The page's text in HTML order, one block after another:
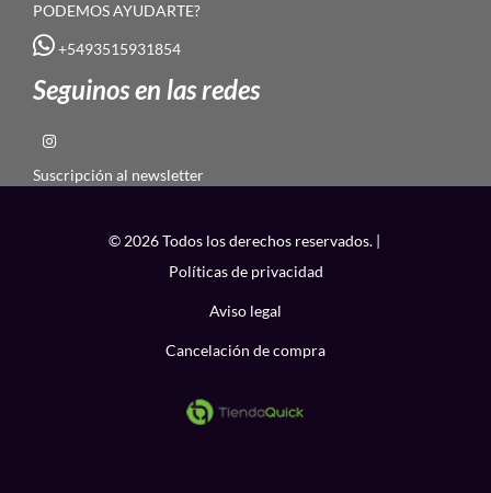
PODEMOS AYUDARTE?
+5493515931854
Seguinos en las redes
Suscripción al newsletter
© 2026 Todos los derechos reservados. |
Políticas de privacidad
Aviso legal
Cancelación de compra